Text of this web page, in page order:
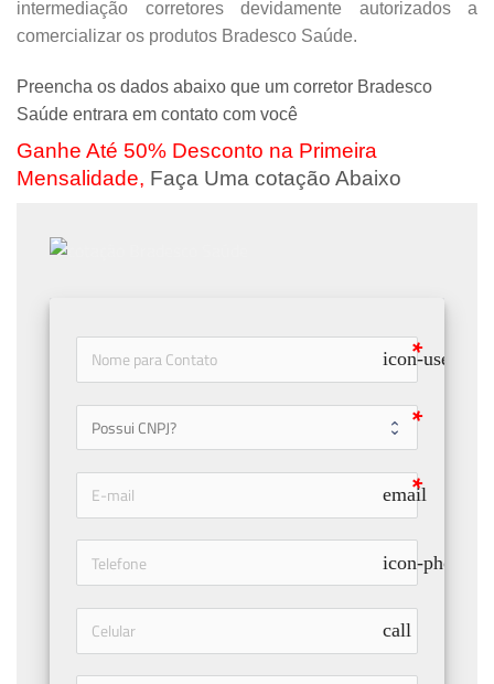
intermediação corretores devidamente autorizados a
comercializar os produtos Bradesco Saúde.
Preencha os dados abaixo que um corretor Bradesco
Saúde entrara em contato com você
Ganhe Até 50% Desconto na Primeira
Mensalidade, Faça Uma cotação Abaixo
icon-user
email
icon-phone
call